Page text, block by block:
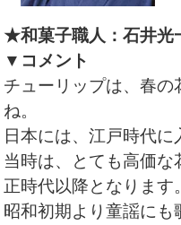
★和菓子職人：石井光
▼コメント
チューリップは、春
ね。
日本には、江戸時代に
当時は、とても高価
正時代以降となります。
昭和初期より童謡に